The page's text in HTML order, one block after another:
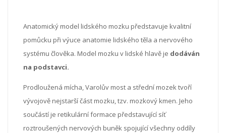
Anatomický model lidského mozku představuje kvalitní
pomůcku při výuce anatomie lidského těla a nervového
systému člověka. Model mozku v lidské hlavě je dodáván
na podstavci.
Prodloužená mícha, Varolův most a střední mozek tvoří
vývojově nejstarší část mozku, tzv. mozkový kmen. Jeho
součástí je retikulární formace představující síť
roztroušených nervových buněk spojující všechny oddíly